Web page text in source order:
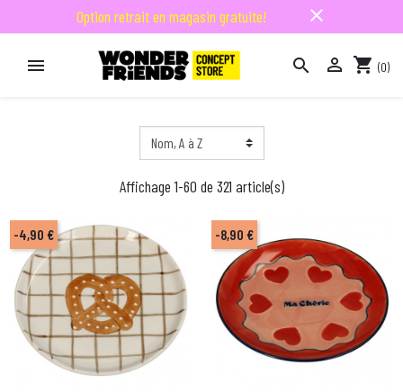
Option retrait en magasin gratuite! close
   shopping_cart (0)
Affichage 1-60 de 321 article(s)
-4,90 € -8,90 €